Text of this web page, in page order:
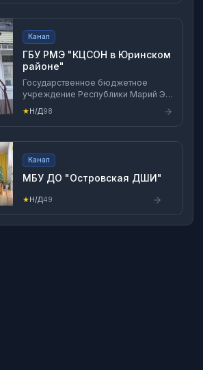
Канал
ГБУ РМЭ "КЦСОН в Юринском
районе"
Государственное бюджетное
учреждение Республики Марий Эл
"Комплексный центр социального
обслуживания населения в
Юринском районе"
★Н/Д98
Канал
МБУ ДО "Островская ДШИ"
★ Н/Д49